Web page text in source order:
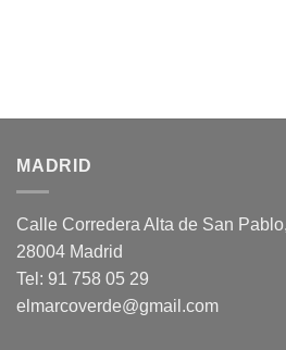
MADRID
Calle Corredera Alta de San
28004 Madrid
Tel: 91 758 05 29
elmarcoverde@gmail.com